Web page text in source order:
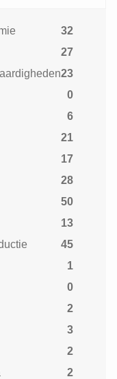
32
27
23
0
6
21
17
28
50
13
45
1
0
2
3
2
2